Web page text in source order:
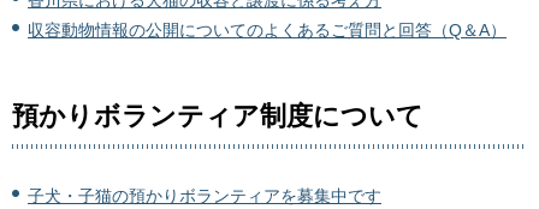
収容動物情報の公開についてのよくあるご質問と回答（Q＆A）
預かりボランティア制度について
子犬・子猫の預かりボランティアを募集中です